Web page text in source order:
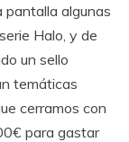
pantalla algunas
Halo, y de
un sello
temáticas
cerramos con
para gastar